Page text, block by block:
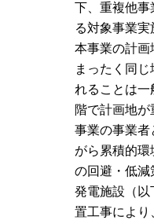
下、重複他事
る対象事業
本事業の計画
まったく同
れることは一
階で計画地
事業の事業者
がら累積的
の回避・低減
発電施設（以
置工事により